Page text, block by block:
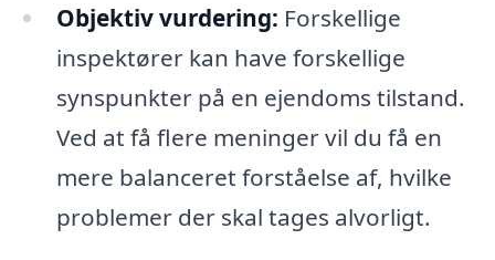
Objektiv vurdering: Forskellige
inspektører kan have forskellige
synspunkter på en ejendoms tilstand.
Ved at få flere meninger vil du få en
mere balanceret forståelse af, hvilke
problemer der skal tages alvorligt.